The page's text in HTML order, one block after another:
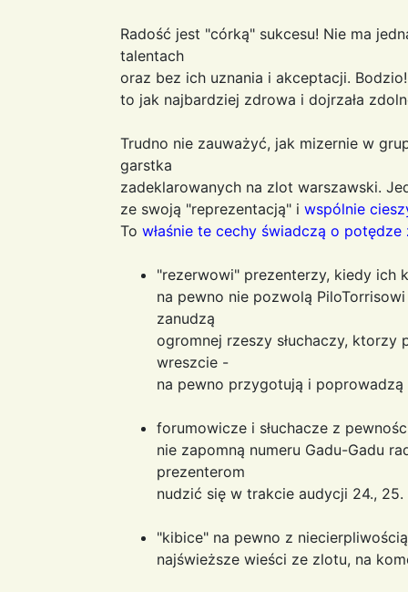
Radość jest "córką" sukcesu! Nie ma
talentach
oraz bez ich uznania i akceptacji.
to jak najbardziej zdrowa i dojrzała
Trudno nie zauważyć, jak mizernie w
garstka
zadeklarowanych na zlot warszawski.
ze swoją "reprezentacją" i wspólnie
To właśnie te cechy świadczą o potędze
"rezerwowi" prezenterzy, kiedy ich
na pewno nie pozwolą
zanudzą
ogromnej rzeszy słuchaczy,
wreszcie -
na pewno przygotują i
forumowicze i słuchacze z
nie zapomną numeru Gadu-Gadu
prezenterom
nudzić się w trakcie audycji 24.,
"kibice" na pewno z
najświeższe wieści ze zlotu, na